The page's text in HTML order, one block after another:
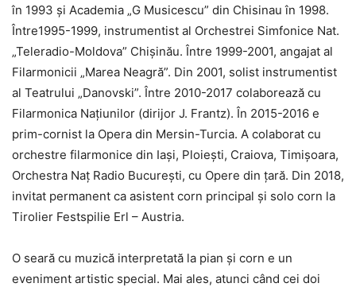
în 1993 și Academia „G Musicescu” din Chisinau în 1998.
Între1995-1999, instrumentist al Orchestrei Simfonice Nat.
„Teleradio-Moldova” Chișinău. Între 1999-2001, angajat al
Filarmonicii „Marea Neagră”. Din 2001, solist instrumentist
al Teatrului „Danovski”. Între 2010-2017 colaborează cu
Filarmonica Națiunilor (dirijor J. Frantz). În 2015-2016 e
prim-cornist la Opera din Mersin-Turcia. A colaborat cu
orchestre filarmonice din Iași, Ploiești, Craiova, Timișoara,
Orchestra Naț Radio București, cu Opere din țară. Din 2018,
invitat permanent ca asistent corn principal și solo corn la
Tirolier Festspilie Erl – Austria.
O seară cu muzică interpretată la pian și corn e un
eveniment artistic special. Mai ales, atunci când cei doi